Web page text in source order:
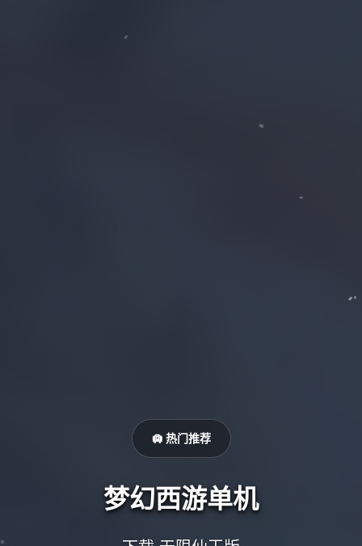
🛄 热门推荐
梦幻西游单机